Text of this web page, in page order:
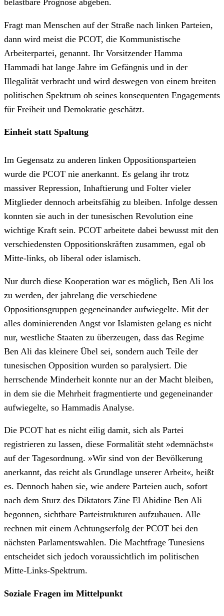
Fragt man Menschen auf der Straße nach linken Parteien,
dann wird meist die PCOT, die Kommunistische
Arbeiterpartei, genannt. Ihr Vorsitzender Hamma
Hammadi hat lange Jahre im Gefängnis und in der
Illegalität verbracht und wird deswegen von einem breiten
politischen Spektrum ob seines konsequenten Engagements
für Freiheit und Demokratie geschätzt.
Einheit statt Spaltung
Im Gegensatz zu anderen linken Oppositionsparteien
wurde die PCOT nie anerkannt. Es gelang ihr trotz
massiver Repression, Inhaftierung und Folter vieler
Mitglieder dennoch arbeitsfähig zu bleiben. Infolge dessen
konnten sie auch in der tunesischen Revolution eine
wichtige Kraft sein. PCOT arbeitete dabei bewusst mit den
verschiedensten Oppositionskräften zusammen, egal ob
Mitte-links, ob liberal oder islamisch.
Nur durch diese Kooperation war es möglich, Ben Ali los
zu werden, der jahrelang die verschiedene
Oppositionsgruppen gegeneinander aufwiegelte. Mit der
alles dominierenden Angst vor Islamisten gelang es nicht
nur, westliche Staaten zu überzeugen, dass das Regime
Ben Ali das kleinere Übel sei, sondern auch Teile der
tunesischen Opposition wurden so paralysiert. Die
herrschende Minderheit konnte nur an der Macht bleiben,
in dem sie die Mehrheit fragmentierte und gegeneinander
aufwiegelte, so Hammadis Analyse.
Die PCOT hat es nicht eilig damit, sich als Partei
registrieren zu lassen, diese Formalität steht »demnächst«
auf der Tagesordnung. »Wir sind von der Bevölkerung
anerkannt, das reicht als Grundlage unserer Arbeit«, heißt
es. Dennoch haben sie, wie andere Parteien auch, sofort
nach dem Sturz des Diktators Zine El Abidine Ben Ali
begonnen, sichtbare Parteistrukturen aufzubauen. Alle
rechnen mit einem Achtungserfolg der PCOT bei den
nächsten Parlamentswahlen. Die Machtfrage Tunesiens
entscheidet sich jedoch voraussichtlich im politischen
Mitte-Links-Spektrum.
Soziale Fragen im Mittelpunkt